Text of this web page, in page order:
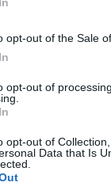
opt-out of the Sale
opt-out of
opt-out of
Data that Is
de Abreu
que
redução